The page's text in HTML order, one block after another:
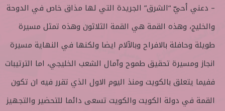
– دعني أحيّ “الشرق” الجريدة التي لها مذاق خاص في الدوحة
والخليج، وهذه القمة هي القمة الثلاثون وهذه تمثل مسيرة
طويلة وحافلة بالافراح وبالآلام ايضا ولكنها في النهاية مسيرة
انجاز ومسيرة تحقيق طموح وآمال الشعب الخليجي، اما الترتيبات
ففيما يتعلق بالكويت ومنذ اليوم الاول الذي تقرر فيه ان تكون
القمة في دولة الكويت والكويت تسعى دائما للتحضير والتجهيز